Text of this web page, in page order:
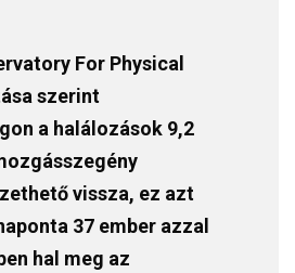
For Physical
szerint
a halálozások 9,2
vissza, ez azt
37 ember azzal
hal meg az